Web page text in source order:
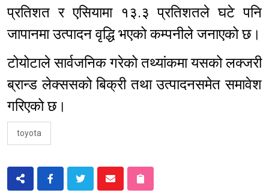
प्रतिशत र एसियामा १३.३ प्रतिशतले घटे पनि
जापानमा उत्पादन वृद्धि भएको कम्पनीले जनाएको छ।
टोयोटाले सार्वजनिक गरेको तथ्यांकमा यसको लक्जरी
ब्रान्ड लेक्ससको बिक्री तथा उत्पादनसमेत समावेश
गरिएको छ।
toyota